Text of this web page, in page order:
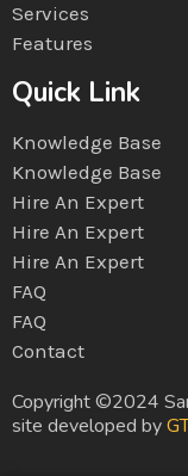
Services
Features
Quick Link
Knowledge Base
Knowledge Base
Hire An Expert
Hire An Expert
Hire An Expert
FAQ
FAQ
Contact
Copyright ©2024
site developed by